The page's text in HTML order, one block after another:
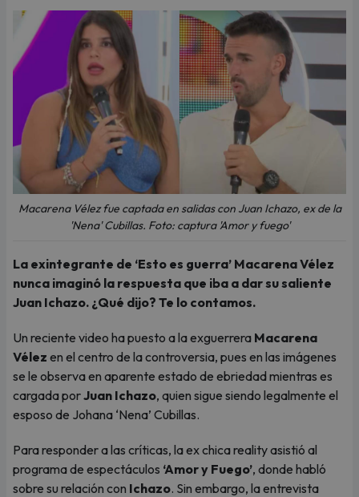
Macarena Vélez fue captada en salidas con Juan Ichazo, ex de la
'Nena' Cubillas. Foto: captura 'Amor y fuego'
La exintegrante de ‘Esto es guerra’ Macarena Vélez
nunca imaginó la respuesta que iba a dar su saliente
Juan Ichazo. ¿Qué dijo? Te lo contamos.
Un reciente video ha puesto a la exguerrera Macarena
Vélez en el centro de la controversia, pues en las imágenes
se le observa en aparente estado de ebriedad mientras es
cargada porJuan Ichazo, quien sigue siendo legalmente el
esposo de Johana ‘Nena’ Cubillas.
Para responder a las críticas, la ex chica reality asistió al
programa de espectáculos ‘Amor y Fuego’, donde habló
sobre su relación con Ichazo. Sin embargo, la entrevista